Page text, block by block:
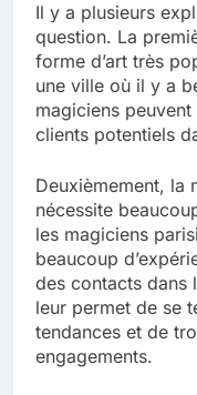
Il y a plusieurs
question. La
forme d’art très
une ville où il y a
magiciens
clients potentiels
Deuxièmement, la
nécessite
les magiciens
beaucoup
des contacts dans
leur permet de se
tendances et de
engagements.